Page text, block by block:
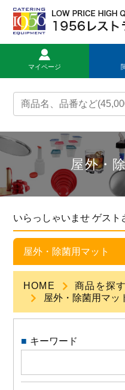
マイページ
トップページ
新規登録
商品一覧
ご利用ガイド
見積依頼
よくある質問
会社概要
屋外・
いらっしゃいませ ゲスト
屋外・除菌用マット
HOME 商品を探す
屋外・除菌用マッ
キーワード